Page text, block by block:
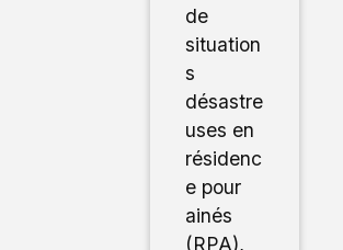
de
situation
s
désastre
uses en
résidenc
e pour
ainés
(RPA),